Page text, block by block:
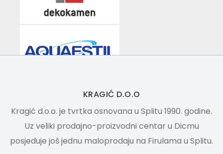
KRAGIĆ D.O.O
Kragić d.o.o. je tvrtka osnovana u Splitu 1990. godine.
Uz veliki prodajno-proizvodni centar u Dicmu
posjeduje još jednu maloprodaju na Firulama u Splitu.